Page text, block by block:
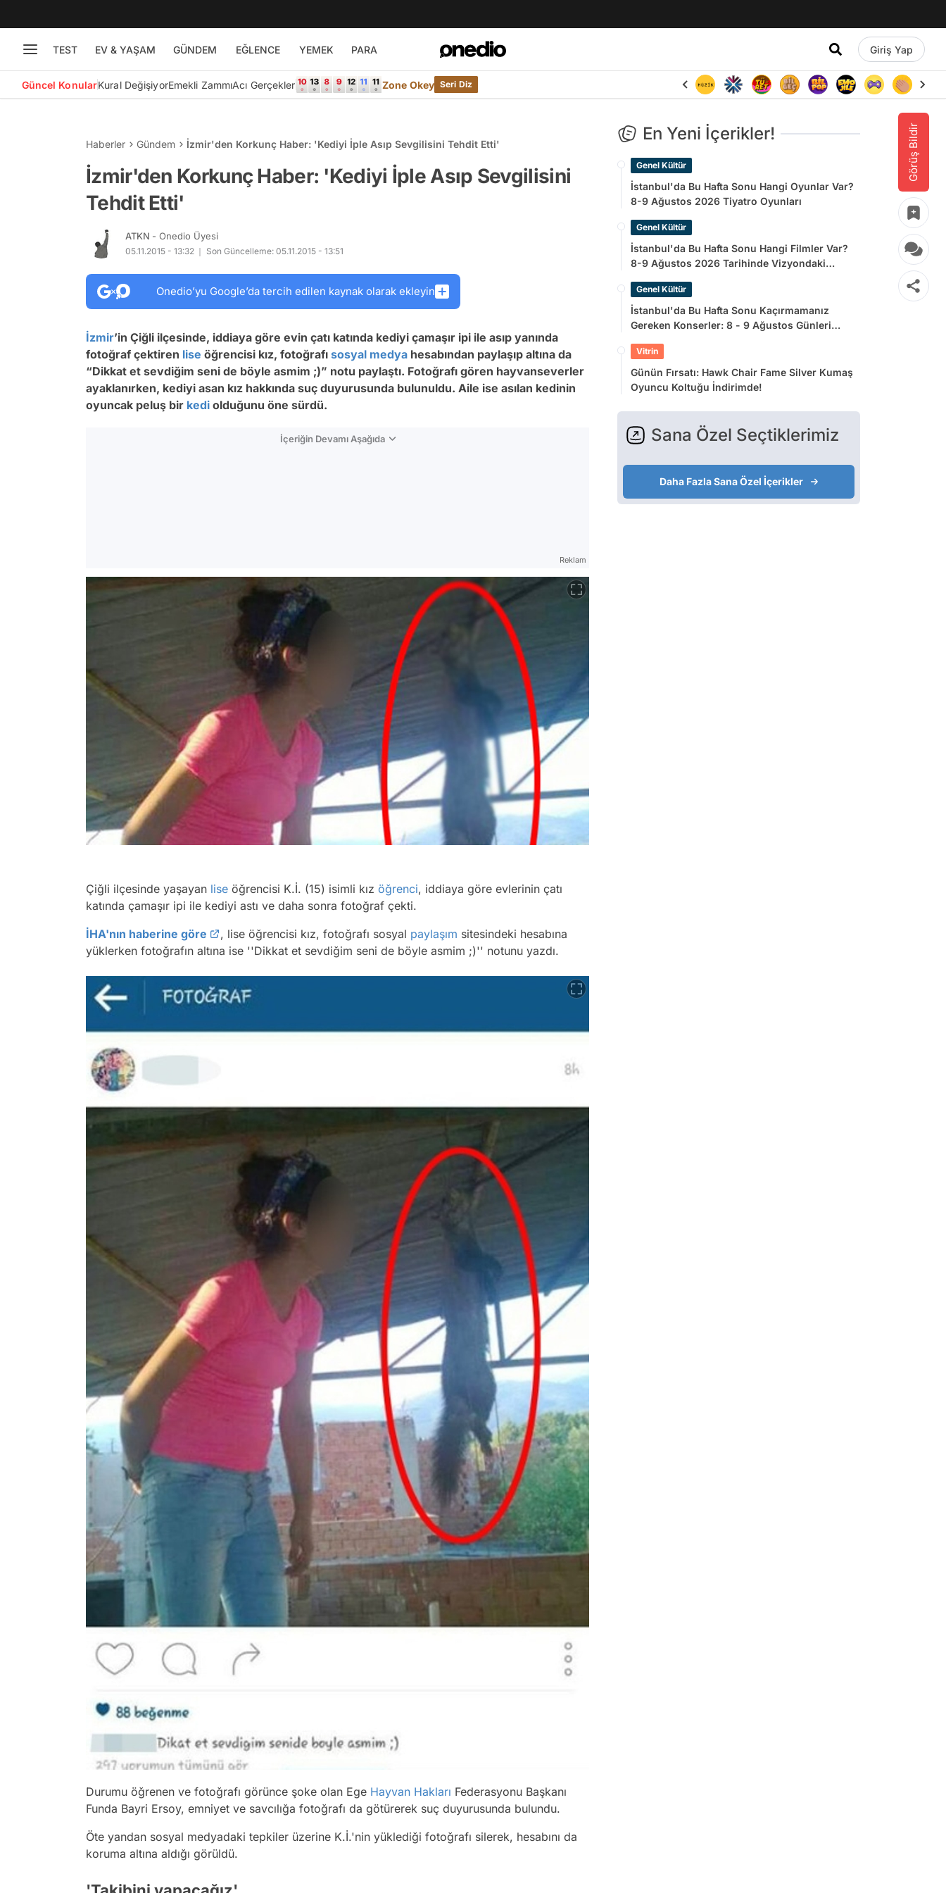
TEST EV & YAŞAM GÜNDEM EĞLENCE YEMEK PARA Giriş Yap
Güncel KonularKural DeğişiyorEmekli ZammıAcı Gerçekler Zone Okey Seri Diz
Görüş Bildir
Haberler Gündem İzmir'den Korkunç Haber: 'Kediyi İple Asıp Sevgilisini Tehdit Etti'
İzmir'den Korkunç Haber: 'Kediyi İple Asıp Sevgilisini
Tehdit Etti'
ATKN - Onedio Üyesi
05.11.2015 - 13:32 Son Güncelleme: 05.11.2015 - 13:51
Onedio’yu Google’da tercih edilen kaynak olarak ekleyin
İzmir’in Çiğli ilçesinde, iddiaya göre evin çatı katında kediyi çamaşır ipi ile asıp yanında
fotoğraf çektiren lise öğrencisi kız, fotoğrafı sosyal medya hesabından paylaşıp altına da
“Dikkat et sevdiğim seni de böyle asmim ;)” notu paylaştı. Fotoğrafı gören hayvanseverler
ayaklanırken, kediyi asan kız hakkında suç duyurusunda bulunuldu. Aile ise asılan kedinin
oyuncak peluş bir kedi olduğunu öne sürdü.
İçeriğin Devamı Aşağıda
Reklam
Çiğli ilçesinde yaşayan lise öğrencisi K.İ. (15) isimli kız öğrenci, iddiaya göre evlerinin çatı
katında çamaşır ipi ile kediyi astı ve daha sonra fotoğraf çekti.
İHA'nın haberine göre
, lise öğrencisi kız, fotoğrafı sosyal paylaşım sitesindeki hesabına
yüklerken fotoğrafın altına ise ''Dikkat et sevdiğim seni de böyle asmim ;)'' notunu yazdı.
Durumu öğrenen ve fotoğrafı görünce şoke olan Ege Hayvan Hakları Federasyonu Başkanı
Funda Bayri Ersoy, emniyet ve savcılığa fotoğrafı da götürerek suç duyurusunda bulundu.
Öte yandan sosyal medyadaki tepkiler üzerine K.İ.'nin yüklediği fotoğrafı silerek, hesabını da
koruma altına aldığı görüldü.
En Yeni İçerikler!
Genel Kültür
İstanbul'da Bu Hafta Sonu Hangi Oyunlar Var?
8-9 Ağustos 2026 Tiyatro Oyunları
Genel Kültür
İstanbul'da Bu Hafta Sonu Hangi Filmler Var?
8-9 Ağustos 2026 Tarihinde Vizyondaki
Genel Kültür
İstanbul'da Bu Hafta Sonu Kaçırmamanız
Gereken Konserler: 8 - 9 Ağustos Günleri
Vitrin
Günün Fırsatı: Hawk Chair Fame Silver Kumaş
Oyuncu Koltuğu İndirimde!
Sana Özel Seçtiklerimiz
Daha Fazla Sana Özel İçerikler